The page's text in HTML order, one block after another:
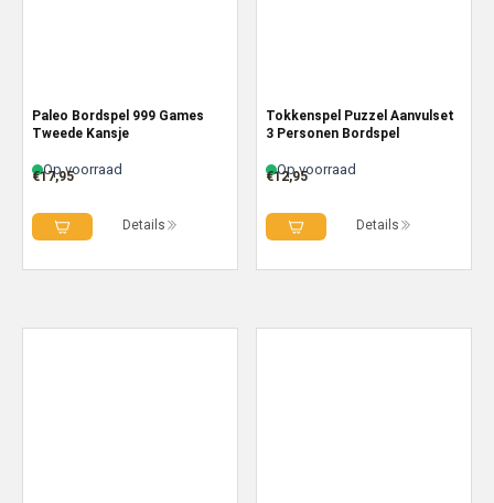
Paleo Bordspel 999 Games
Tweede Kansje
Op voorraad
€17,95
Details
Tokkenspel Puzzel Aanvulset
3 Personen Bordspel
Op voorraad
€12,95
Details